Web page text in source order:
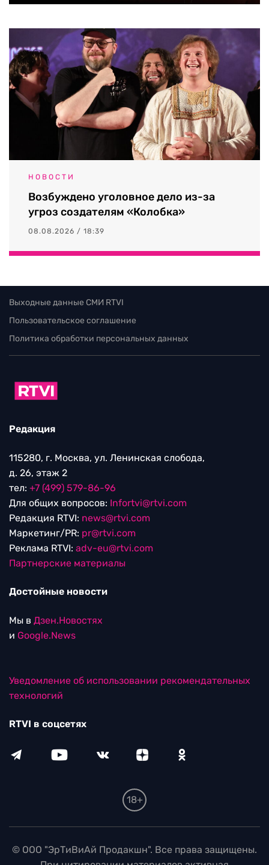
НОВОСТИ
Возбуждено уголовное дело из-за
угроз создателям «Колобка»
08.08.2026 / 18:39
Выходные данные СМИ RTVI
Пользовательское соглашение
Политика обработки персональных данных
Редакция
115280, г. Москва, ул. Ленинская слобода,
д. 26, этаж 2
тел: +7 (499) 579-86-96
Для общих вопросов: Infortvi@rtvi.com
Редакция RTVI: news@rtvi.com
Маркетинг/PR: pr@rtvi.com
Реклама RTVI: adv-eu@rtvi.com
Партнерские материалы
Достойные новости
Мы в Дзен.Новостях
и Google.News
Уведомление об использовании рекомендательных
технологий
RTVI в соцсетях
18+
© ООО "ЭрТиВиАй Продакшн". Все права защищены.